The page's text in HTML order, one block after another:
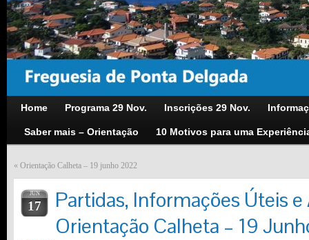
Home Programa 29 Nov. Inscrições 29 Nov.
Saber mais – Orientação 10 Motivos para uma
« Orientação Calheta – 19 junho 2022
JUN
17
Partidas, Informações Úteis e
Orientação Calheta – 19